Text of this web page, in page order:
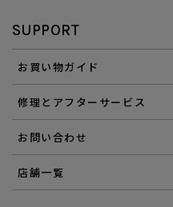
SUPPORT
お買い物ガイド
修理とアフターサービス
お問い合わせ
店舗一覧